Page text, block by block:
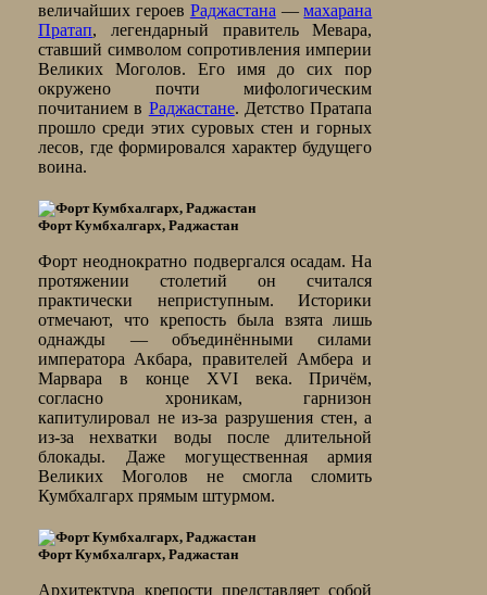
величайших героев Раджастана —махарана
Пратап, легендарный правитель Мевара,
ставший символом сопротивления империи
Великих Моголов. Его имя до сих пор
окружено почти мифологическим
почитанием в Раджастане. Детство Пратапа
прошло среди этих суровых стен и горных
лесов, где формировался характер будущего
воина.
Форт Кумбхалгарх, Раджастан
Форт неоднократно подвергался осадам. На
протяжении столетий он считался
практически неприступным. Историки
отмечают, что крепость была взята лишь
однажды — объединёнными силами
императора Акбара, правителей Амбера и
Марвара в конце XVI века. Причём,
согласно хроникам, гарнизон
капитулировал не из-за разрушения стен, а
из-за нехватки воды после длительной
блокады. Даже могущественная армия
Великих Моголов не смогла сломить
Кумбхалгарх прямым штурмом.
Форт Кумбхалгарх, Раджастан
Архитектура крепости представляет собой